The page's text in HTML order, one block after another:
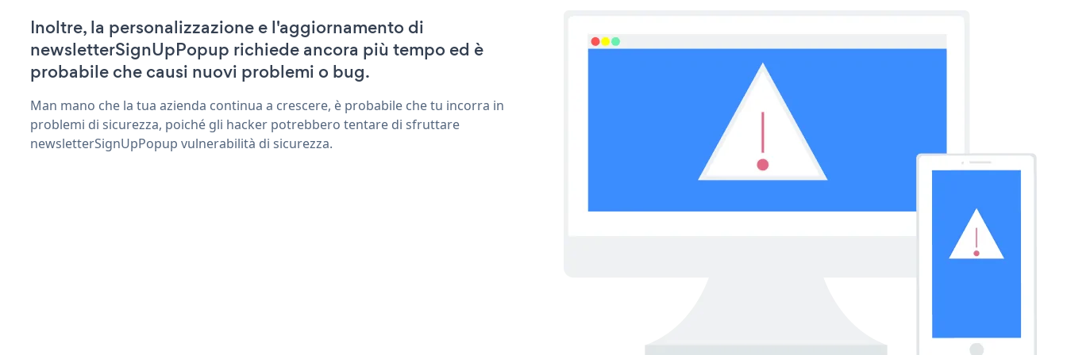
Inoltre, la personalizzazione e l'aggiornamento di
newsletterSignUpPopup richiede ancora più tempo ed è
probabile che causi nuovi problemi o bug.
Man mano che la tua azienda continua a crescere, è probabile che tu incorra in
problemi di sicurezza, poiché gli hacker potrebbero tentare di sfruttare
newsletterSignUpPopup vulnerabilità di sicurezza.